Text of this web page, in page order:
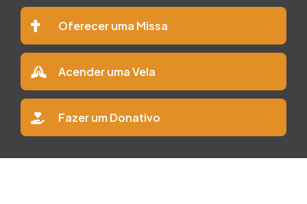
Oferecer uma Missa
Acender uma Vela
Fazer um Donativo